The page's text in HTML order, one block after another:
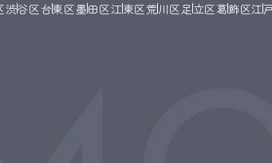
渋谷区台東区墨田区江東区荒川区足立区葛飾区江